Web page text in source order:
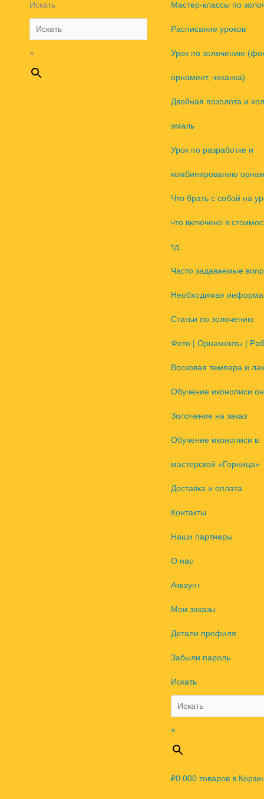
Искать
×
Мастер-классы по
Расписание уроков
Урок по золочению
орнамент, чеканка)
Двойная позолота и
эмаль
Урок по разработке и
комбинированию
Что брать с собой на
что включено в
тд.
Часто задаваемые
Необходимая
Статьи по золочению
Фото | Орнаменты |
Восковая темпера и лак
Обучение иконописи
Золочение на заказ
Обучение иконописи в
мастерской «Горница»
Доставка и оплата
Контакты
Наши партнеры
О нас
Аккаунт
Мои заказы
Детали профиля
Забыли пароль
Искать
×
₽0.000товаров в